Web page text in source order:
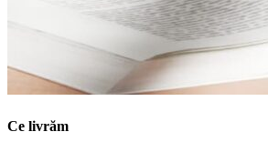
Ce livrăm